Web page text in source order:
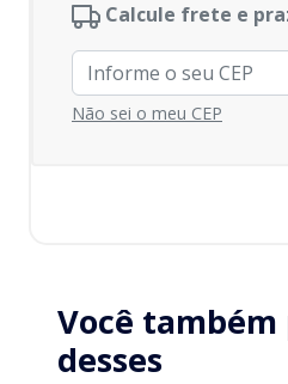
Calcule frete e
Não sei o meu CEP
Você
desses